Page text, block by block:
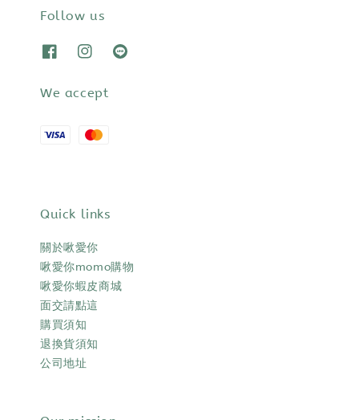
Follow us
We accept
Quick links
關於啾愛你
啾愛你momo購物
啾愛你蝦皮商城
面交請點這
購買須知
退換貨須知
公司地址